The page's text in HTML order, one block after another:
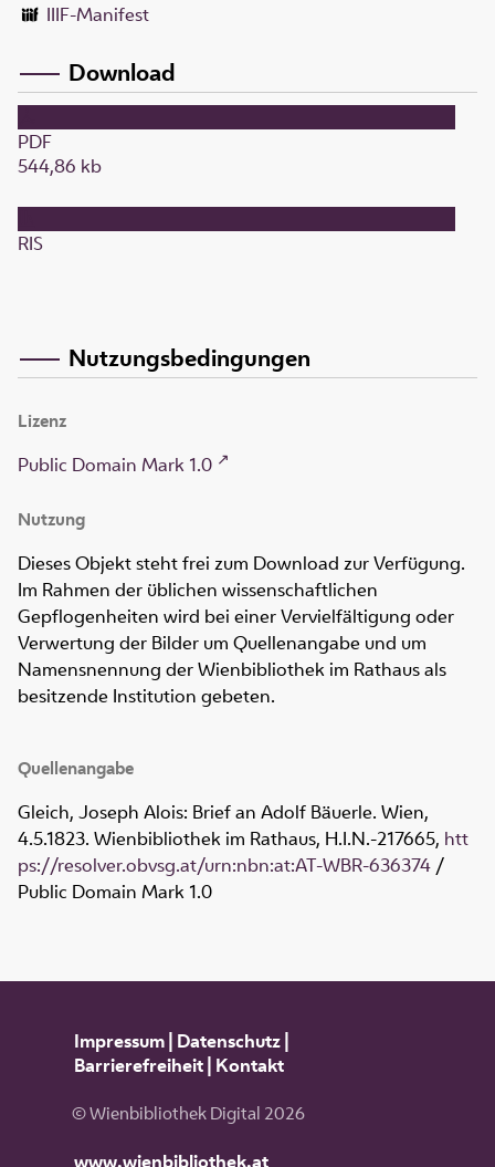
IIIF-Manifest
Download
PDF
544,86 kb
RIS
Nutzungsbedingungen
Lizenz
Public Domain Mark 1.0
Nutzung
Dieses Objekt steht frei zum Download zur Verfügung.
Im Rahmen der üblichen wissenschaftlichen
Gepflogenheiten wird bei einer Vervielfältigung oder
Verwertung der Bilder um Quellenangabe und um
Namensnennung der Wienbibliothek im Rathaus als
besitzende Institution gebeten.
Quellenangabe
Gleich, Joseph Alois: Brief an Adolf Bäuerle. Wien,
4.5.1823. Wienbibliothek im Rathaus, H.I.N.-217665, htt
ps://resolver.obvsg.at/urn:nbn:at:AT-WBR-636374 /
Public Domain Mark 1.0
Impressum| Datenschutz|
Barrierefreiheit| Kontakt
© Wienbibliothek Digital 2026
www.wienbibliothek.at